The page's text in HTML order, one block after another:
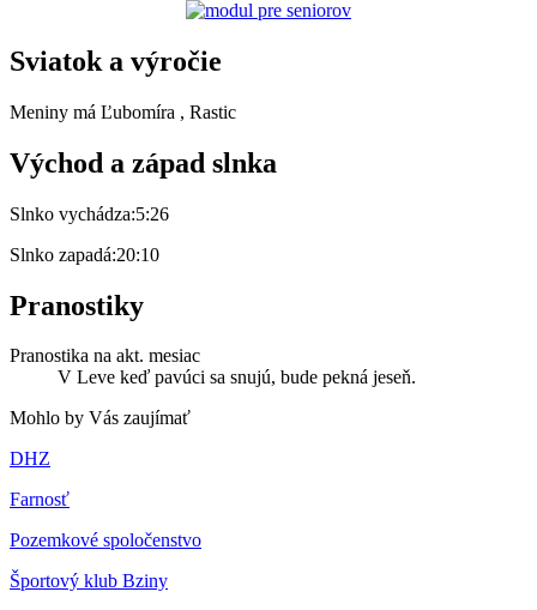
Sviatok a výročie
Meniny má Ľubomíra , Rastic
Východ a západ slnka
Slnko vychádza:5:26
Slnko zapadá:20:10
Pranostiky
Pranostika na akt. mesiac
V Leve keď pavúci sa snujú, bude pekná jeseň.
Mohlo by Vás zaujímať
DHZ
Farnosť
Pozemkové spoločenstvo
Športový klub Bziny